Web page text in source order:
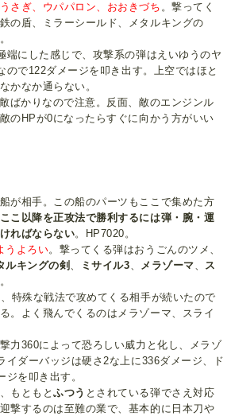
さぎ、ウパパロン、おおきづち 。撃ってく
の盾、ミラーシールド、メタルキングの
端にした感じで、攻撃系の弾はえいゆうのヤ
ので122ダメージを叩き出す。上空ではほと
かなか通らない。
ばかりなので注意。反面、敵のエンジンル
のHPが0になったらすぐに向かう方がいい
が相手。この船のパーツもここで集めた方
ここ以降を正攻法で勝利するには弾・腕・運
ればならない。HP7020。
うよろい。撃ってくる弾はおうごんのツメ、
ルキングの剣 、 ミサイル3、 メラゾーマ、 ス
。
特殊な戦法で攻めてくる相手が続いたので
。よく飛んでくるのはメラゾーマ、スライ
力360によって恐ろしい威力と化し、メラゾ
イダーバッジは硬さ2な上に336ダメージ、ド
ジを叩き出す。
もともとふつう とされている弾でさえ対応
撃するのは至難の業で、基本的に日本刀や